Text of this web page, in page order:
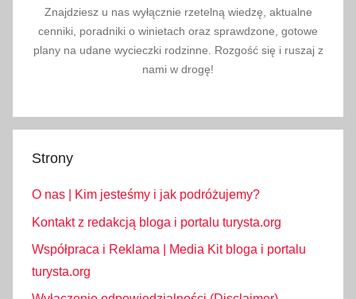
Znajdziesz u nas wyłącznie rzetelną wiedzę, aktualne
cenniki, poradniki o winietach oraz sprawdzone, gotowe
plany na udane wycieczki rodzinne. Rozgość się i ruszaj z
nami w drogę!
Strony
O nas | Kim jesteśmy i jak podróżujemy?
Kontakt z redakcją bloga i portalu turysta.org
Współpraca i Reklama | Media Kit bloga i portalu
turysta.org